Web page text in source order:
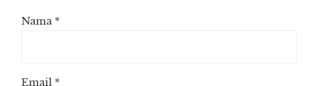
Nama *
Email *